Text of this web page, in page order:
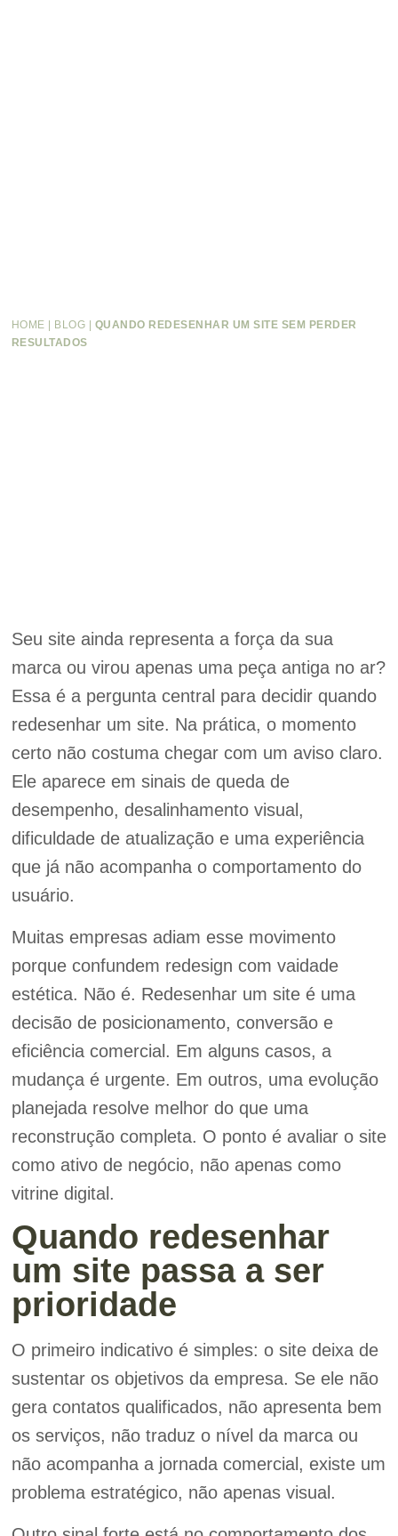
HOME BLOG
QUANDO REDESENHAR UM SITE SEM PERDER
RESULTADOS
Seu site ainda representa a força da sua
marca ou virou apenas uma peça antiga no ar?
Essa é a pergunta central para decidir quando
redesenhar um site. Na prática, o momento
certo não costuma chegar com um aviso claro.
Ele aparece em sinais de queda de
desempenho, desalinhamento visual,
dificuldade de atualização e uma experiência
que já não acompanha o comportamento do
usuário.
Muitas empresas adiam esse movimento
porque confundem redesign com vaidade
estética. Não é. Redesenhar um site é uma
decisão de posicionamento, conversão e
eficiência comercial. Em alguns casos, a
mudança é urgente. Em outros, uma evolução
planejada resolve melhor do que uma
reconstrução completa. O ponto é avaliar o site
como ativo de negócio, não apenas como
vitrine digital.
Quando redesenhar
um site passa a ser
prioridade
O primeiro indicativo é simples: o site deixa de
sustentar os objetivos da empresa. Se ele não
gera contatos qualificados, não apresenta bem
os serviços, não traduz o nível da marca ou
não acompanha a jornada comercial, existe um
problema estratégico, não apenas visual.